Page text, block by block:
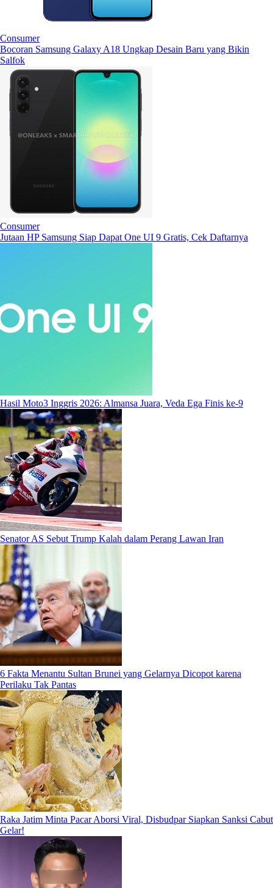
Consumer
Bocoran Samsung Galaxy A18 Ungkap Desain Baru yang Bikin
Salfok
Consumer
Jutaan HP Samsung Siap Dapat One UI 9 Gratis, Cek Daftarnya
Hasil Moto3 Inggris 2026: Almansa Juara, Veda Ega Finis ke-9
Senator AS Sebut Trump Kalah dalam Perang Lawan Iran
6 Fakta Menantu Sultan Brunei yang Gelarnya Dicopot karena
Perilaku Tak Pantas
Raka Jatim Minta Pacar Aborsi Viral, Disbudpar Siapkan Sanksi Cabut
Gelar!